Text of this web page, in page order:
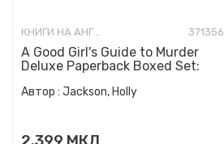
КНИГИ НА АНГЛИСКИ ЈАЗИК 371356
A Good Girl's Guide to Murder
Deluxe Paperback Boxed Set:
Автор : Jackson, Holly